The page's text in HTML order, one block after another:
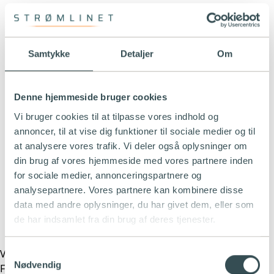
Samtykke Detaljer Om
Denne hjemmeside bruger cookies
Vi bruger cookies til at tilpasse vores indhold og
annoncer, til at vise dig funktioner til sociale medier og til
at analysere vores trafik. Vi deler også oplysninger om
din brug af vores hjemmeside med vores partnere inden
for sociale medier, annonceringspartnere og
analysepartnere. Vores partnere kan kombinere disse
data med andre oplysninger, du har givet dem, eller som
de har indsamlet fra din brug af deres tjenester.
Samtykkevalg
Nødvendig
Vest Øst
Billigste time
Indlæser...
Dyreste time
Indlæser...
Elpriserne, der fremgår i grafen, er eksklusiv afgifter
og transport. Husk, at i vinterhalvåret (oktober -
marts) er afgifterne til dit lokale netselskab ofte højere
end normalt.
Variabel elaftale
Få en elaftale, der passer til dit forbrug